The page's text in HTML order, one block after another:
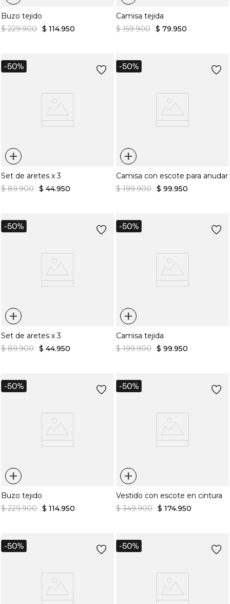
Buzo tejido
$ 229.900 $ 114.950
Camisa tejida
$ 159.900 $ 79.950
+
Set de aretes x 3
$ 89.900 $ 44.950
+
Camisa con escote para anudar
$ 199.900 $ 99.950
+
Set de aretes x 3
$ 89.900 $ 44.950
+
Camisa tejida
$ 199.900 $ 99.950
+
Buzo tejido
$ 229.900 $ 114.950
+
Vestido con escote en cintura
$ 349.900 $ 174.950